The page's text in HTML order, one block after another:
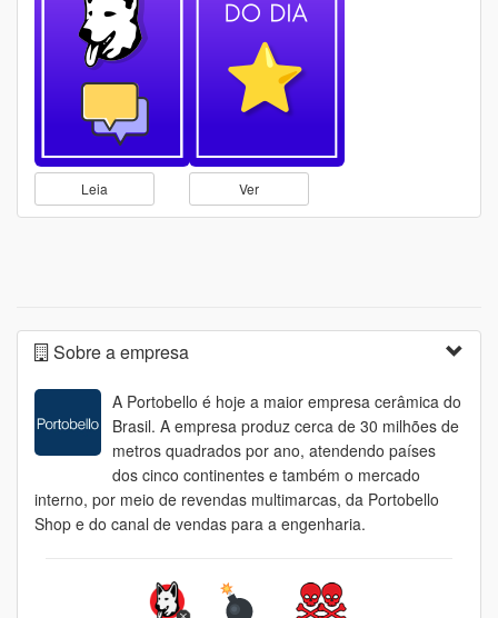
Leia Ver
Sobre a empresa
A Portobello é hoje a maior empresa cerâmica do
Brasil. A empresa produz cerca de 30 milhões de
metros quadrados por ano, atendendo países
dos cinco continentes e também o mercado
interno, por meio de revendas multimarcas, da Portobello
Shop e do canal de vendas para a engenharia.